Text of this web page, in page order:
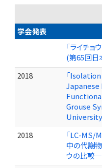
学会発表
「ライチョ
(第65回日
2018
「
Grouse
2018
「LC-MS/
中の代謝
ウの比較―